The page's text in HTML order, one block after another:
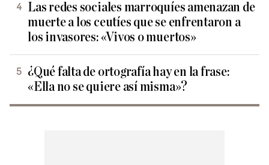
Las redes sociales marroquíes amenazan de
muerte a los ceutíes que se enfrentaron a
los invasores: «Vivos o muertos»
¿Qué falta de ortografía hay en la frase:
«Ella no se quiere así misma»?